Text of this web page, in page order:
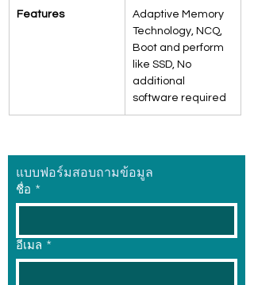
Features
Adaptive Memory
Technology, NCQ,
Boot and perform
like SSD, No
additional
software required
แบบฟอร์มสอบถามข้อมูล
ชื่อ *
อีเมล *